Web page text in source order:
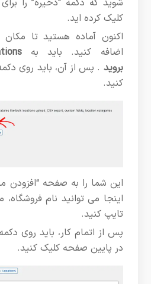
کلیک کرده اید.
اکنون آماده هستید تا
اضافه کنید. باید به
بروید . پس از آن، باید روی
کنید.
این شما را به صفحه “افزودن
اینجا می توانید نام
تایپ کنید.
پس از اتمام کار، باید روی
در پایین صفحه کلیک کنید.